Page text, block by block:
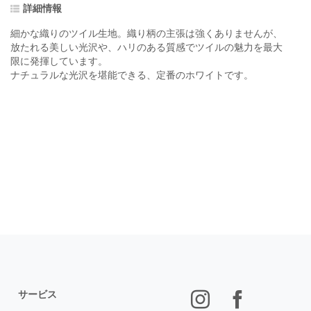
詳細情報
細かな織りのツイル生地。織り柄の主張は強くありませんが、
放たれる美しい光沢や、ハリのある質感でツイルの魅力を最大
限に発揮しています。
ナチュラルな光沢を堪能できる、定番のホワイトです。
サービス